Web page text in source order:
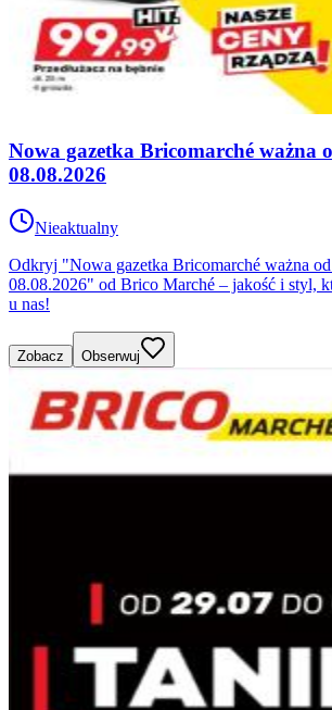
Nowa gazetka Bricomarché ważna
08.08.2026
Nieaktualny
Odkryj "Nowa gazetka Bricomarché ważna
08.08.2026" od Brico Marché – jakość i styl,
u nas!
Zobacz Obserwuj